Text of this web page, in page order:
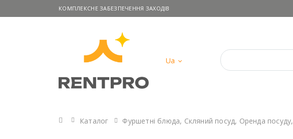
КОМПЛЕКСНЕ ЗАБЕЗПЕЧЕННЯ ЗАХОДІВ
Ua
Головна
Каталог Фуршетні блюда, Скляний посуд, Оренда посуду,